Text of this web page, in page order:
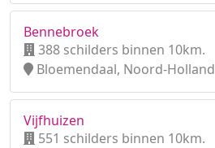
Bennebroek
388 schilders binnen 10km.
Bloemendaal, Noord-Holland
Vijfhuizen
551 schilders binnen 10km.